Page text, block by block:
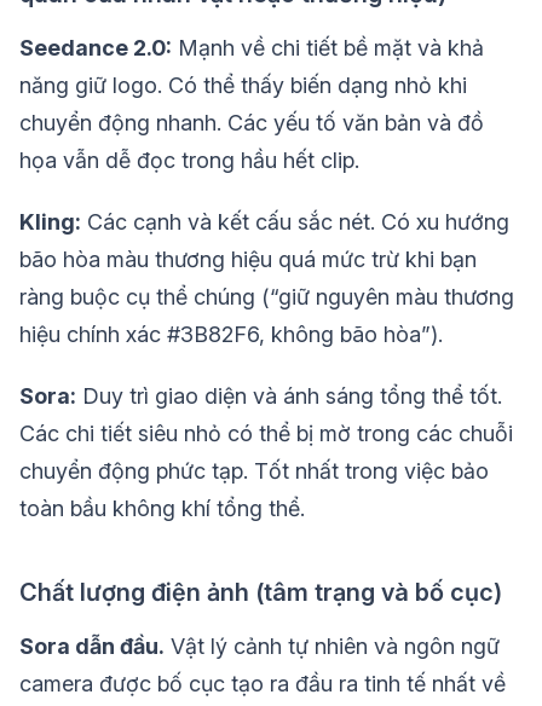
Seedance 2.0: Mạnh về chi tiết bề mặt và khả
năng giữ logo. Có thể thấy biến dạng nhỏ khi
chuyển động nhanh. Các yếu tố văn bản và đồ
họa vẫn dễ đọc trong hầu hết clip.
Kling: Các cạnh và kết cấu sắc nét. Có xu hướng
bão hòa màu thương hiệu quá mức trừ khi bạn
ràng buộc cụ thể chúng (“giữ nguyên màu thương
hiệu chính xác #3B82F6, không bão hòa”).
Sora: Duy trì giao diện và ánh sáng tổng thể tốt.
Các chi tiết siêu nhỏ có thể bị mờ trong các chuỗi
chuyển động phức tạp. Tốt nhất trong việc bảo
toàn bầu không khí tổng thể.
Chất lượng điện ảnh (tâm trạng và bố cục)
Sora dẫn đầu. Vật lý cảnh tự nhiên và ngôn ngữ
camera được bố cục tạo ra đầu ra tinh tế nhất về